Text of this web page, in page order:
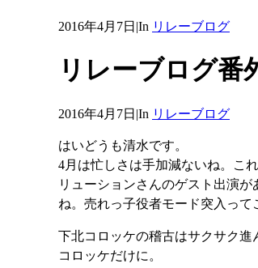
2016年4月7日 |In リレーブログ
リレーブログ番
2016年4月7日 |In リレーブログ
はいどうも清水です。
4月は忙しさは手加減ないね。こ
リューションさんのゲスト出演
ね。売れっ子役者モード突入っ
下北コロッケの稽古はサクサク進
コロッケだけに。